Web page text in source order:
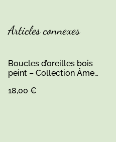
Articles connexes
Boucles d’oreilles bois
peint – Collection Âme
18,00 €